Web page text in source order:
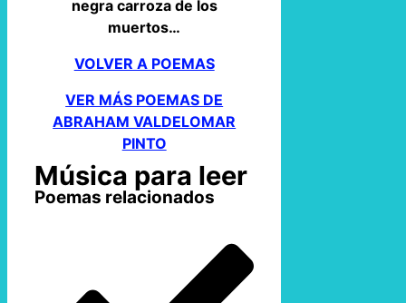
negra carroza de los
muertos…
VOLVER A POEMAS
VER MÁS POEMAS DE
ABRAHAM VALDELOMAR
PINTO
Música para leer
Poemas relacionados